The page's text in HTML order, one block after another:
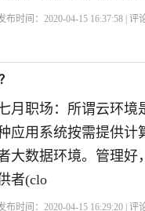
布时间：2020-04-15 16:37:58 | 评
月职场：所谓云环境
应用系统按需提供计
大数据环境。管理好
者(clo
布时间：2020-04-15 16:29:20 | 评